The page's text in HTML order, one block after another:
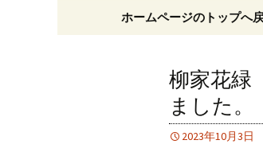
コンテンツへ移動
ホームページのトップへ
柳家花緑
ました。
2023年10月3日